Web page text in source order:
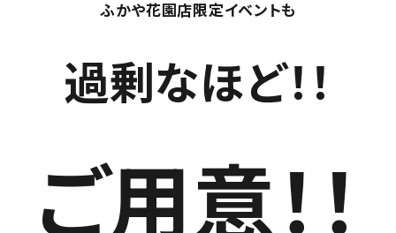
ふかや花園店限定イベントも
過剰なほど！！
ご用意！！